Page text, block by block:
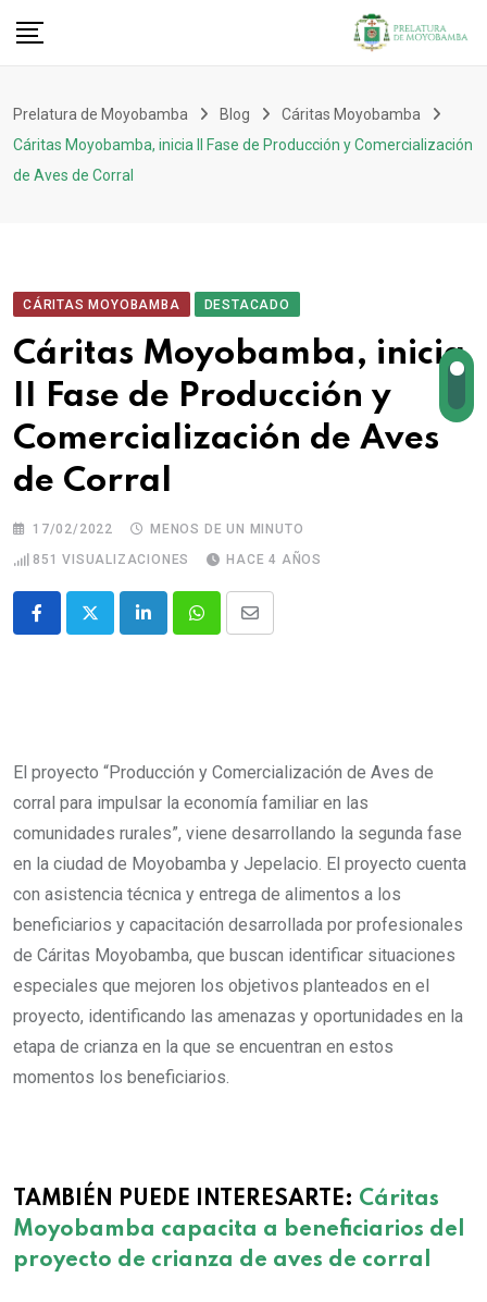
Prelatura de Moyobamba Blog
Cáritas Moyobamba
Cáritas Moyobamba, inicia II Fase de Producción y Comercialización
de Aves de Corral
CÁRITAS MOYOBAMBA DESTACADO
Cáritas Moyobamba, inicia
II Fase de Producción y
Comercialización de Aves
de Corral
17/02/2022
MENOS DE UN MINUTO
851 VISUALIZACIONES HACE 4 AÑOS
El proyecto “Producción y Comercialización de Aves de
corral para impulsar la economía familiar en las
comunidades rurales”, viene desarrollando la segunda fase
en la ciudad de Moyobamba y Jepelacio. El proyecto cuenta
con asistencia técnica y entrega de alimentos a los
beneficiarios y capacitación desarrollada por profesionales
de Cáritas Moyobamba, que buscan identificar situaciones
especiales que mejoren los objetivos planteados en el
proyecto, identificando las amenazas y oportunidades en la
etapa de crianza en la que se encuentran en estos
momentos los beneficiarios.
TAMBIÉN PUEDE INTERESARTE: Cáritas
Moyobamba capacita a beneficiarios del
proyecto de crianza de aves de corral